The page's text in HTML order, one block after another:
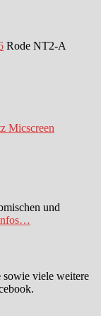
Rode NT2-A
und
sowie viele weitere